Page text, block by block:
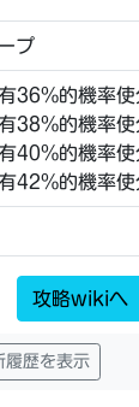
プ
36%的機率
38%的機率
40%的機率
42%的機率
攻略wikiへ
履歴を表示